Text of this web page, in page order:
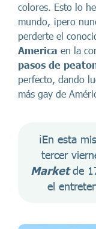
colores. Esto lo
mundo, ¡pero
perderte el
America en la
pasos de
perfecto, dando
más gay de
ℹ️En esta
tercer
Market de
el